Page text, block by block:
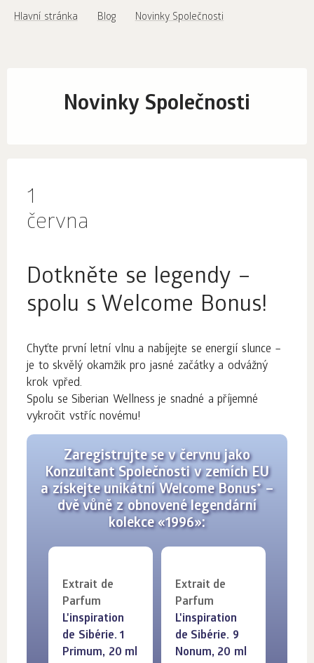
Hlavní stránka Blog Novinky Společnosti
Novinky Společnosti
1
června
Dotkněte se legendy –
spolu s Welcome Bonus!
Chyťte první letní vlnu a nabíjejte se energií slunce –
je to skvělý okamžik pro jasné začátky a odvážný
krok vpřed.
Spolu se Siberian Wellness je snadné a příjemné
vykročit vstříc novému!
Zaregistrujte se v červnu jako
Konzultant Společnosti v zemích EU
a získejte unikátní Welcome Bonus* –
dvě vůně z obnovené legendární
kolekce «1996»:
Extrait de
Parfum
L'inspiration
de Sibérie. 1
Primum, 20 ml
Extrait de
Parfum
L'inspiration
de Sibérie. 9
Nonum, 20 ml